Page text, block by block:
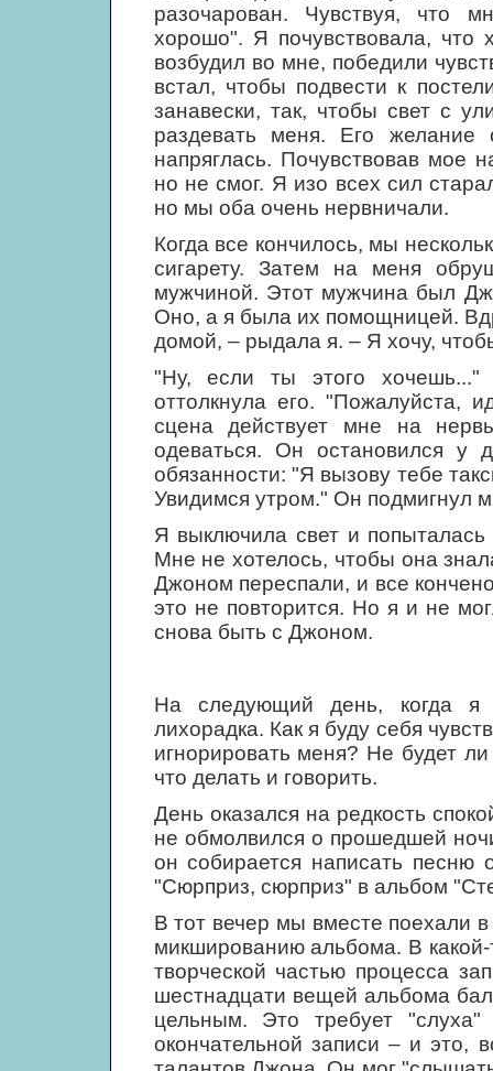
разочарован. Чувствуя, что
хорошо". Я почувствовала, что
возбудил во мне, победили
встал, чтобы подвести к
занавески, так, чтобы свет с
раздевать меня. Его
напряглась. Почувствовав мое
но не смог. Я изо всех сил
но мы оба очень нервничали.
Когда все кончилось, мы
сигарету. Затем на меня
мужчиной. Этот мужчина был
Оно, а я была их помощницей.
домой, – рыдала я. – Я хочу,
"Ну, если ты этого
оттолкнула его. "Пожалуйста,
сцена действует мне на
одеваться. Он остановился у
обязанности: "Я вызову тебе
Увидимся утром." Он подмигнул
Я выключила свет и
Мне не хотелось, чтобы она
Джоном переспали, и все
это не повторится. Но я и не
снова быть с Джоном.
На следующий день, когда я
лихорадка. Как я буду себя
игнорировать меня? Не будет
что делать и говорить.
День оказался на редкость
не обмолвился о прошедшей
он собирается написать
"Сюрприз, сюрприз" в альбом
В тот вечер мы вместе поехали
микшированию альбома. В
творческой частью процесса
шестнадцати вещей альбома
цельным. Это требует "слуха"
окончательной записи – и